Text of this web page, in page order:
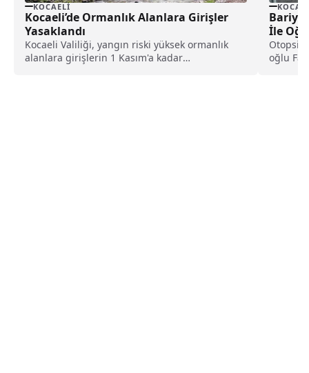
KOCAELI
Kocaeli’de Ormanlık Alanlara Girişler
Yasaklandı
Kocaeli Valiliği, yangın riski yüksek ormanlık
alanlara girişlerin 1 Kasım'a kadar
İle
Otopsi
oğlu